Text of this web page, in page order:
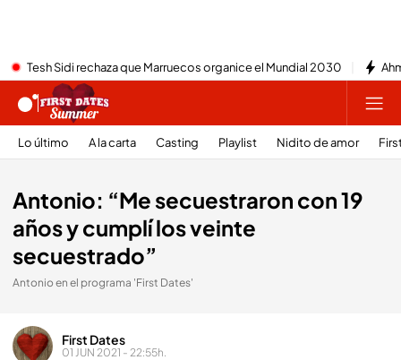
Tesh Sidi rechaza que Marruecos organice el Mundial 2030
Lo último A la carta Casting Playlist Nidito de amor
Antonio: “Me secuestraron con 19
años y cumplí los veinte
secuestrado”
Antonio en el programa 'First Dates'
First Dates
01 JUN 2021 - 22:55h.